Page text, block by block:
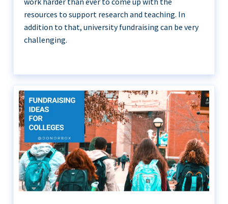
resources to support research and teaching. In
addition to that, university fundraising can be very
challenging.